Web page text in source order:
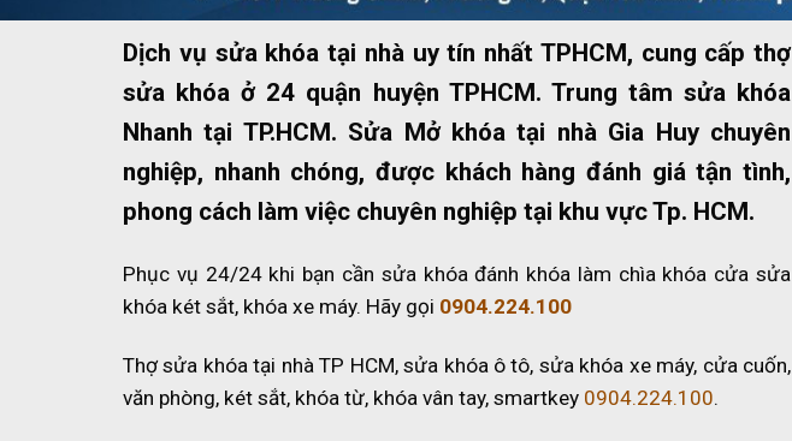
Dịch vụ sửa khóa tại nhà uy tín nhất TPHCM, cung cấp thợ
sửa khóa ở 24 quận huyện TPHCM. Trung tâm sửa khóa
Nhanh tại TP.HCM. Sửa Mở khóa tại nhà Gia Huy chuyên
nghiệp, nhanh chóng, được khách hàng đánh giá tận tình,
phong cách làm việc chuyên nghiệp tại khu vực Tp. HCM.
Phục vụ 24/24 khi bạn cần sửa khóa đánh khóa làm chìa khóa cửa sửa
khóa két sắt, khóa xe máy. Hãy gọi 0904.224.100
Thợ sửa khóa tại nhà TP HCM, sửa khóa ô tô, sửa khóa xe máy, cửa cuốn,
văn phòng, két sắt, khóa từ, khóa vân tay, smartkey 0904.224.100.